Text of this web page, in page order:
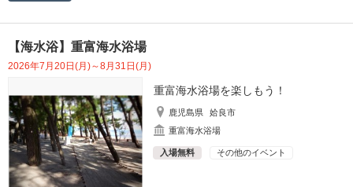
【海水浴】重富海水浴場
2026年7月20日(月)～8月31日(月)
重富海水浴場を楽しもう！
鹿児島県
姶良市
重富海水浴場
入場無料 その他のイベント